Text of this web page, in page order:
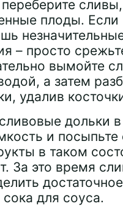
плоды. Если
– просто
вымойте
а затем
удалив
дольки в
и
в таком
За это время
достаточное
для соуса.